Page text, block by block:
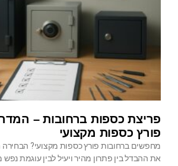
פריצת כספות ברחובות –
פורץ כספות מקצועי
מחפשים ברחובות פורץ כספות מקצועי? הבחירה
את ההבדל בין פתרון מהיר ויעיל לבין עוגמת